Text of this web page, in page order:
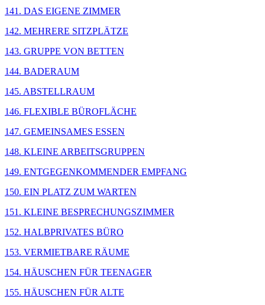
141. DAS EIGENE ZIMMER
142. MEHRERE SITZPLÄTZE
143. GRUPPE VON BETTEN
144. BADERAUM
145. ABSTELLRAUM
146. FLEXIBLE BÜROFLÄCHE
147. GEMEINSAMES ESSEN
148. KLEINE ARBEITSGRUPPEN
149. ENTGEGENKOMMENDER EMPFANG
150. EIN PLATZ ZUM WARTEN
151. KLEINE BESPRECHUNGSZIMMER
152. HALBPRIVATES BÜRO
153. VERMIETBARE RÄUME
154. HÄUSCHEN FÜR TEENAGER
155. HÄUSCHEN FÜR ALTE